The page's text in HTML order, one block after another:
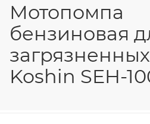
Мотопомпа
бензиновая
Koshin SEH-